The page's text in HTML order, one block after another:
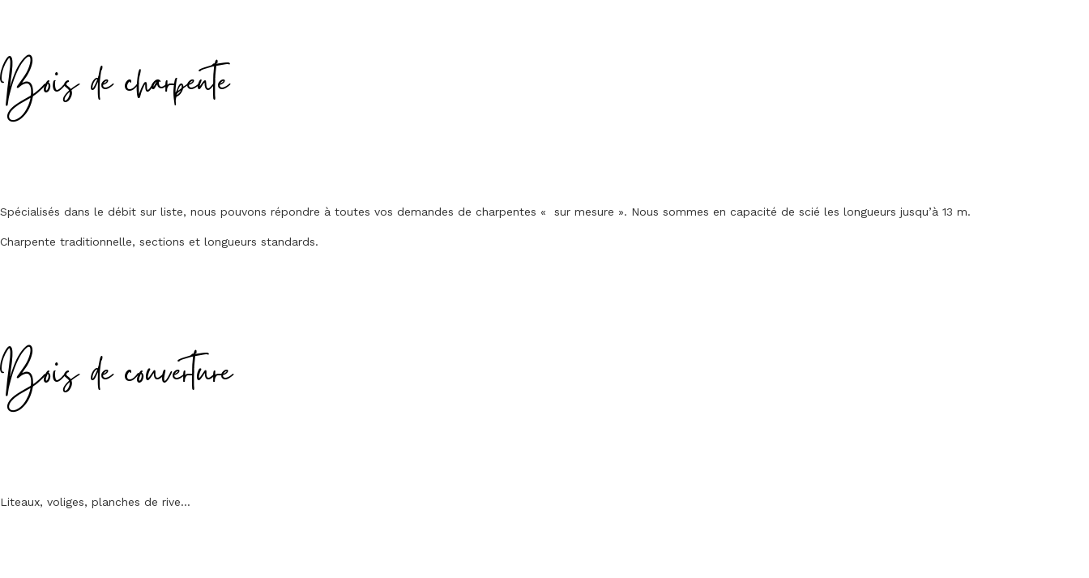
Bois de charpente
Spécialisés dans le débit sur liste, nous pouvons répondre à toutes vos demandes de charpentes « sur mesure ». Nous sommes en capacité de scié les longueurs jusqu’à 13 m.
Charpente traditionnelle, sections et longueurs standards.
Bois de couverture
Liteaux, voliges, planches de rive…